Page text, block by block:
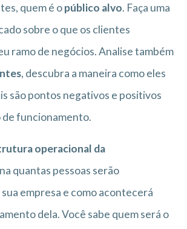
quem é opúblico alvo. Faça uma
sobre o que os clientes
ramo de negócios. Analise também
, descubra a maneira como eles
são pontos negativos e positivos
de funcionamento.
operacional da
quantas pessoas serão
empresa e como acontecerá
dela. Você sabe quem será o